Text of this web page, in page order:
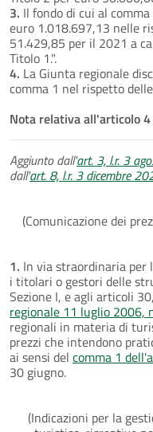
3. Il fondo di cui al
euro 1.018.697,13 nelle
51.429,85 per il 2021 a
Titolo 1.".
4. La Giunta regionale
comma 1 nel rispetto
Nota relativa all'articolo
Aggiunto dall'art. 3, l.r. 3
dall'art. 8, l.r. 3 dicembre
(Comunicazione dei
1. In via straordinaria per
i titolari o gestori delle
Sezione I, e agli articoli
regionale 11 luglio 2006,
regionali in materia di
prezzi che intendono
ai sensi del comma 1
30 giugno.
(Indicazioni per la